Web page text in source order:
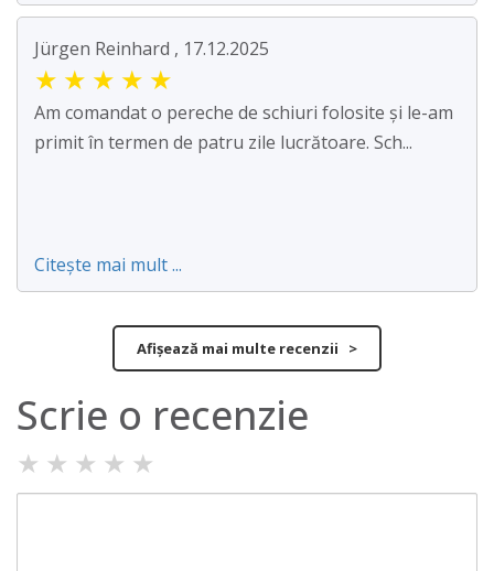
Jürgen Reinhard , 17.12.2025
★ ★ ★ ★ ★
Am comandat o pereche de schiuri folosite și le-am
primit în termen de patru zile lucrătoare. Sch...
Citește mai mult ...
Afișează mai multe recenzii >
Scrie o recenzie
★ ★ ★ ★ ★